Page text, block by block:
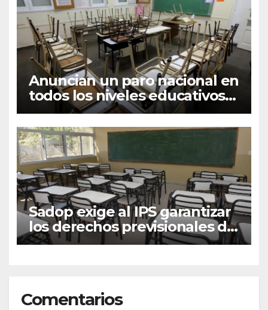
Anuncian un paro nacional en
todos los niveles educativos
para el próximo lunes
Sadop exige al IPS garantizar
los derechos previsionales de
los docentes
Comentarios